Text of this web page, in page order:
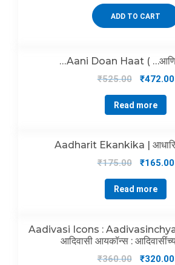
ADD TO CART
…Aani Doan Haat ( …आणि
₹525.00 ₹472.00
Read more
Aadharit Ekankika |
₹175.00 ₹165.00
Read more
Aadivasi Icons :
आदिवासी आयकॉन्स :
₹360.00 ₹320.00